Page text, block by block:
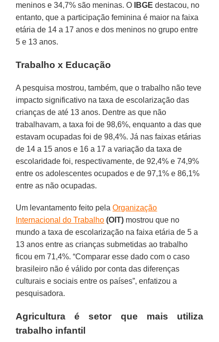
meninos e 34,7% são meninas. O
IBGE destacou, no
entanto, que a participação feminina é maior na faixa
etária de 14 a 17 anos e dos meninos no grupo entre
5 e 13 anos.
Trabalho x Educação
A pesquisa mostrou, também, que o trabalho não teve
impacto significativo na taxa de escolarização das
crianças de até 13 anos. Dentre as que não
trabalhavam, a taxa foi de 98,6%, enquanto a das que
estavam ocupadas foi de 98,4%. Já nas faixas etárias
de 14 a 15 anos e 16 a 17 a variação da taxa de
escolaridade foi, respectivamente, de 92,4% e 74,9%
entre os adolescentes ocupados e de 97,1% e 86,1%
entre as não ocupadas.
Um levantamento feito pelaOrganização
Internacional do Trabalho (OIT) mostrou que no
mundo a taxa de escolarização na faixa etária de 5 a
13 anos entre as crianças submetidas ao trabalho
ficou em 71,4%. “Comparar esse dado com o caso
brasileiro não é válido por conta das diferenças
culturais e sociais entre os países”, enfatizou a
pesquisadora.
Agricultura é setor que mais utiliza
trabalho infantil